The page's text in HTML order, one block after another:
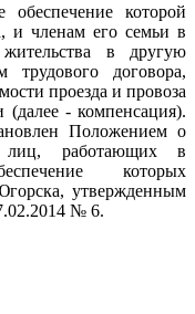
обеспечение которой
и членам его семьи в
в другую
трудового договора,
проезда и провоза
(далее - компенсация).
Положением о
лиц, работающих в
которых
утвержденным
№ 6.